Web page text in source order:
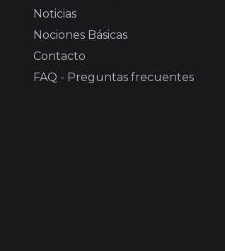
Noticias
Nociones Básicas
Contacto
FAQ - Preguntas frecuentes